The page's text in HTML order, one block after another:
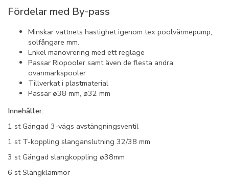
Fördelar med By-pass
Minskar vattnets hastighet igenom tex poolvärmepump,
solfångare mm.
Enkel manövrering med ett reglage
Passar Riopooler samt även de flesta andra
ovanmarkspooler
Tillverkat i plastmaterial
Passar ø38 mm, ø32 mm
Innehåller:
1 st Gängad 3-vägs avstängningsventil
1 st T-koppling slanganslutning 32/38 mm
3 st Gängad slangkoppling ø38mm
6 st Slangklämmor